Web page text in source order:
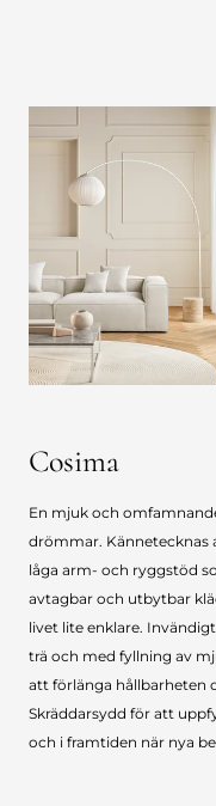
Cosima
En mjuk och
drömmar. Kännetecknas
låga arm- och ryggstöd
avtagbar och utbytbar
livet lite enklare.
trä och med fyllning av
att förlänga hållbarheten
Skräddarsydd för att
och i framtiden när nya